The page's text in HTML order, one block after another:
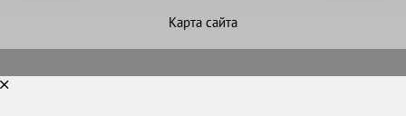
Карта сайта